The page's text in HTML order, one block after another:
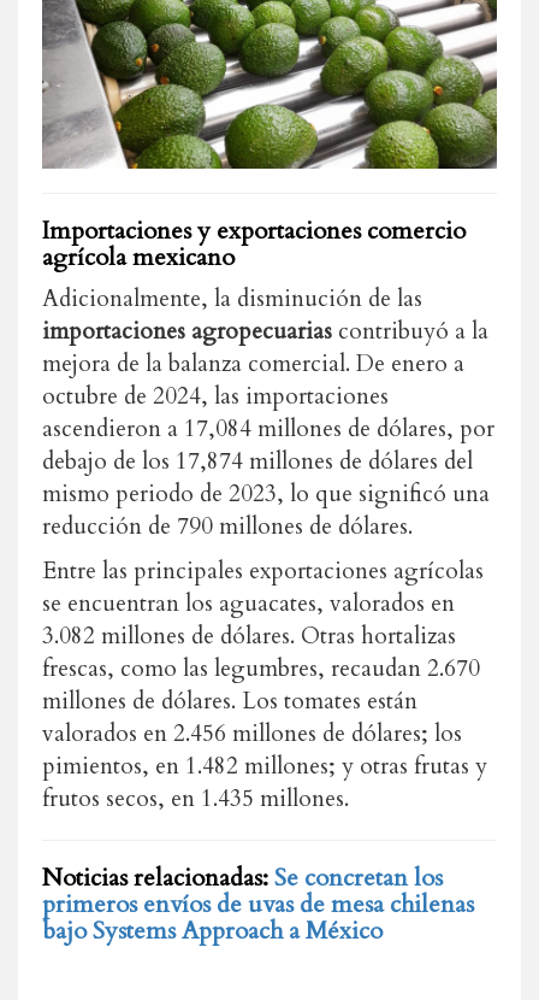
Importaciones y exportaciones comercio
agrícola mexicano
Adicionalmente, la disminución de las
importaciones agropecuarias contribuyó a la
mejora de la balanza comercial. De enero a
octubre de 2024, las importaciones
ascendieron a 17,084 millones de dólares, por
debajo de los 17,874 millones de dólares del
mismo periodo de 2023, lo que significó una
reducción de 790 millones de dólares.
Entre las principales exportaciones agrícolas
se encuentran los aguacates, valorados en
3.082 millones de dólares. Otras hortalizas
frescas, como las legumbres, recaudan 2.670
millones de dólares. Los tomates están
valorados en 2.456 millones de dólares; los
pimientos, en 1.482 millones; y otras frutas y
frutos secos, en 1.435 millones.
Noticias relacionadas:Se concretan los
primeros envíos de uvas de mesa chilenas
bajo Systems Approach a México